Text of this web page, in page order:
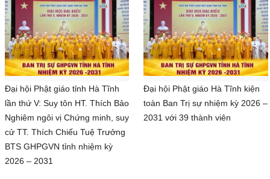
Đại hội Phật giáo tỉnh Hà Tĩnh
lần thứ V: Suy tôn HT. Thích Bảo
Nghiêm ngôi vị Chứng minh, suy
cử TT. Thích Chiếu Tuệ Trưởng
BTS GHPGVN tỉnh nhiệm kỳ
2026 – 2031
Đại hội Phật giáo Hà Tĩnh kiện
toàn Ban Trị sự nhiệm kỳ 2026 –
2031 với 39 thành viên